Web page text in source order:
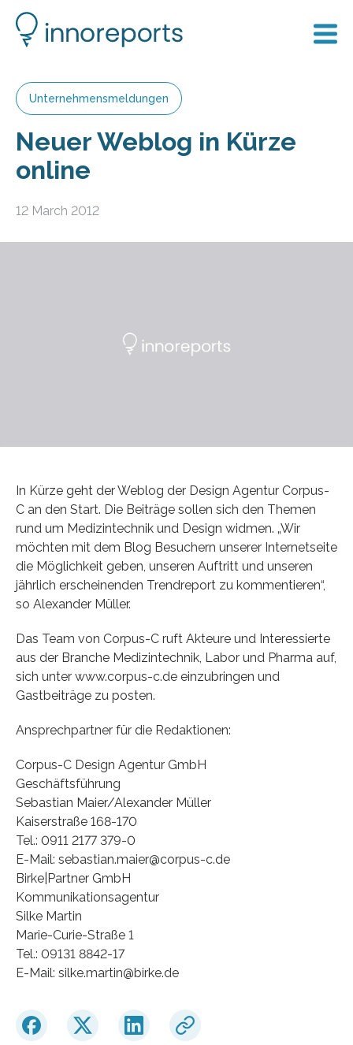
Unternehmensmeldungen
Neuer Weblog in Kürze
online
12 March 2012
In Kürze geht der Weblog der Design Agentur Corpus-
C an den Start. Die Beiträge sollen sich den Themen
rund um Medizintechnik und Design widmen. „Wir
möchten mit dem Blog Besuchern unserer Internetseite
die Möglichkeit geben, unseren Auftritt und unseren
jährlich erscheinenden Trendreport zu kommentieren“,
so Alexander Müller.
Das Team von Corpus-C ruft Akteure und Interessierte
aus der Branche Medizintechnik, Labor und Pharma auf,
sich unter www.corpus-c.de einzubringen und
Gastbeiträge zu posten.
Ansprechpartner für die Redaktionen:
Corpus-C Design Agentur GmbH
Geschäftsführung
Sebastian Maier/Alexander Müller
Kaiserstraße 168-170
Tel.: 0911 2177 379-0
E-Mail: sebastian.maier@corpus-c.de
Birke|Partner GmbH
Kommunikationsagentur
Silke Martin
Marie-Curie-Straße 1
Tel.: 09131 8842-17
E-Mail: silke.martin@birke.de